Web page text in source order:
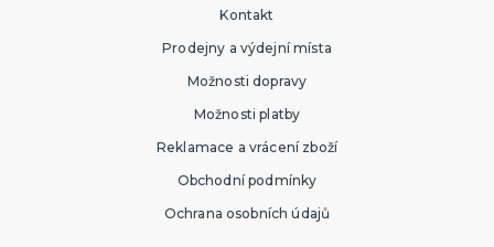
Kontakt
Prodejny a výdejní místa
Možnosti dopravy
Možnosti platby
Reklamace a vrácení zboží
Obchodní podmínky
Ochrana osobních údajů